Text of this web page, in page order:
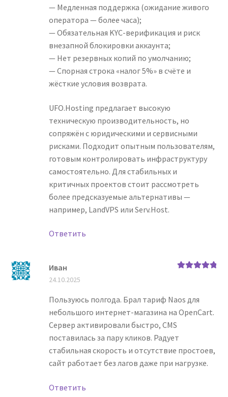
— Медленная поддержка (ожидание живого
оператора — более часа);
— Обязательная KYC-верификация и риск
внезапной блокировки аккаунта;
— Нет резервных копий по умолчанию;
— Спорная строка «налог 5%» в счёте и
жёсткие условия возврата.
UFO.Hosting предлагает высокую
техническую производительность, но
сопряжён с юридическими и сервисными
рисками. Подходит опытным пользователям,
готовым контролировать инфраструктуру
самостоятельно. Для стабильных и
критичных проектов стоит рассмотреть
более предсказуемые альтернативы —
например, LandVPS или Serv.Host.
Ответить
Иван
24.10.2025
Пользуюсь полгода. Брал тариф Naos для
небольшого интернет-магазина на OpenCart.
Сервер активировали быстро, CMS
поставилась за пару кликов. Радует
стабильная скорость и отсутствие простоев,
сайт работает без лагов даже при нагрузке.
Ответить